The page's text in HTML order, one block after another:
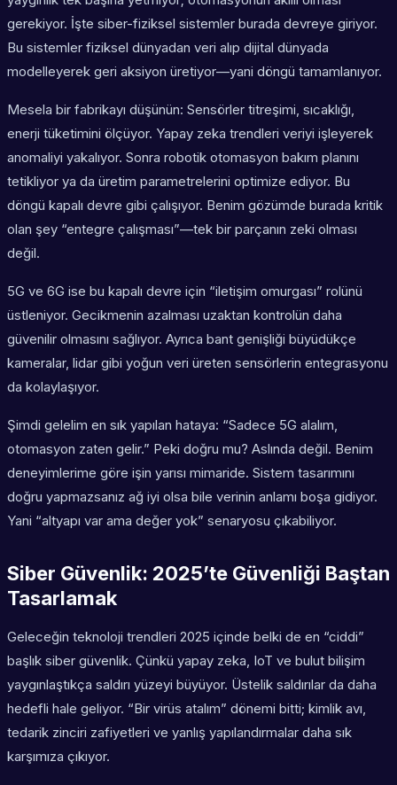
gerekiyor. İşte siber-fiziksel sistemler burada devreye giriyor.
Bu sistemler fiziksel dünyadan veri alıp dijital dünyada
modelleyerek geri aksiyon üretiyor—yani döngü tamamlanıyor.
Mesela bir fabrikayı düşünün: Sensörler titreşimi, sıcaklığı,
enerji tüketimini ölçüyor. Yapay zeka trendleri veriyi işleyerek
anomaliyi yakalıyor. Sonra robotik otomasyon bakım planını
tetikliyor ya da üretim parametrelerini optimize ediyor. Bu
döngü kapalı devre gibi çalışıyor. Benim gözümde burada kritik
olan şey “entegre çalışması”—tek bir parçanın zeki olması
değil.
5G ve 6G ise bu kapalı devre için “iletişim omurgası” rolünü
üstleniyor. Gecikmenin azalması uzaktan kontrolün daha
güvenilir olmasını sağlıyor. Ayrıca bant genişliği büyüdükçe
kameralar, lidar gibi yoğun veri üreten sensörlerin entegrasyonu
da kolaylaşıyor.
Şimdi gelelim en sık yapılan hataya: “Sadece 5G alalım,
otomasyon zaten gelir.” Peki doğru mu? Aslında değil. Benim
deneyimlerime göre işin yarısı mimaride. Sistem tasarımını
doğru yapmazsanız ağ iyi olsa bile verinin anlamı boşa gidiyor.
Yani “altyapı var ama değer yok” senaryosu çıkabiliyor.
Siber Güvenlik: 2025’te Güvenliği Baştan
Tasarlamak
Geleceğin teknoloji trendleri 2025 içinde belki de en “ciddi”
başlık siber güvenlik. Çünkü yapay zeka, IoT ve bulut bilişim
yaygınlaştıkça saldırı yüzeyi büyüyor. Üstelik saldırılar da daha
hedefli hale geliyor. “Bir virüs atalım” dönemi bitti; kimlik avı,
tedarik zinciri zafiyetleri ve yanlış yapılandırmalar daha sık
karşımıza çıkıyor.